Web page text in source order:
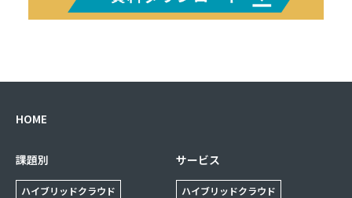
HOME
課題別
ハイブリッドクラウド
サービス
ハイブリッドクラウド